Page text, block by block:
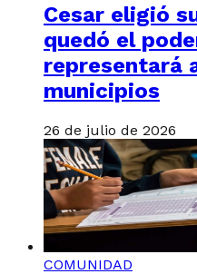
Cesar eligió
quedó el
representará
municipios
26 de julio de 2026
COMUNIDAD